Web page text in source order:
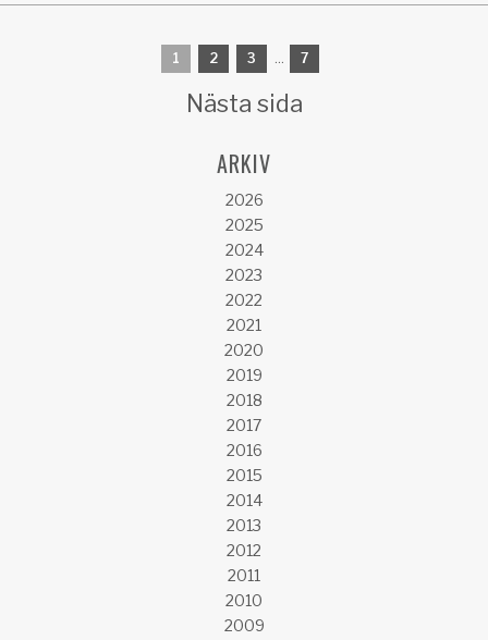
1 2 3 ... 7
Nästa sida
ARKIV
2026
2025
2024
2023
2022
2021
2020
2019
2018
2017
2016
2015
2014
2013
2012
2011
2010
2009